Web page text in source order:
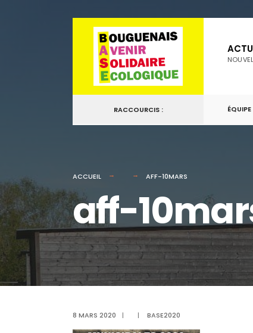
Passer
contenu
RACCOURCIS : ÉQUIPE
ACCUEIL AFF-10MARS
aff-
8 MARS 2020 | | BASE2020